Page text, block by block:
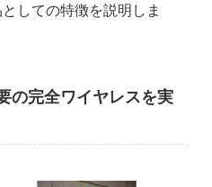
しての特徴を説明しま
の完全ワイヤレスを実